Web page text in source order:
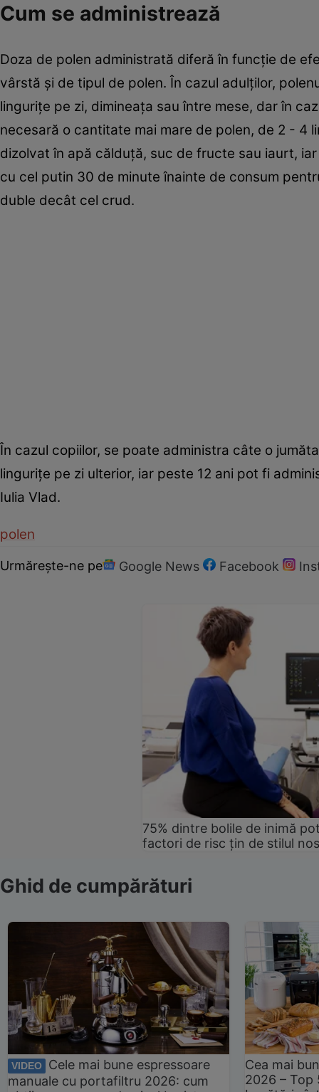
Cum se administrează
Doza de polen administrată diferă în funcție de
vârstă și de tipul de polen. În cazul adulților,
lingurițe pe zi, dimineața sau între mese, dar în
necesară o cantitate mai mare de polen, de 2 - 4
dizolvat în apă călduță, suc de fructe sau iaurt,
cu cel putin 30 de minute înainte de consum
duble decât cel crud.
În cazul copiilor, se poate administra câte o
lingurițe pe zi ulterior, iar peste 12 ani pot fi
Iulia Vlad.
polen
Urmărește-ne pe Google News Facebook
75% dintre bolile de inimă
factori de risc țin de stilul
Ghid de cumpărături
VIDEO
Cele mai bune espressoare
manuale cu portafiltru 2026: cum
Cea mai
2026 –